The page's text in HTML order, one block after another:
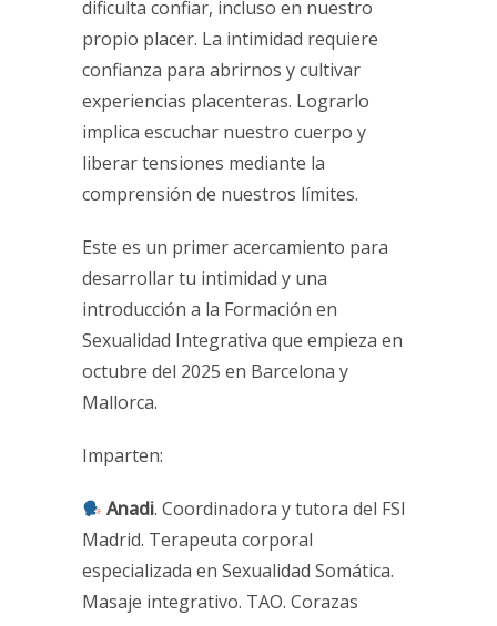
dificulta confiar, incluso en nuestro
propio placer. La intimidad requiere
confianza para abrirnos y cultivar
experiencias placenteras. Lograrlo
implica escuchar nuestro cuerpo y
liberar tensiones mediante la
comprensión de nuestros límites.
Este es un primer acercamiento para
desarrollar tu intimidad y una
introducción a la Formación en
Sexualidad Integrativa que empieza en
octubre del 2025 en Barcelona y
Mallorca.
Imparten:
Anadi. Coordinadora y tutora del FSI
Madrid. Terapeuta corporal
especializada en Sexualidad Somática.
Masaje integrativo. TAO. Corazas